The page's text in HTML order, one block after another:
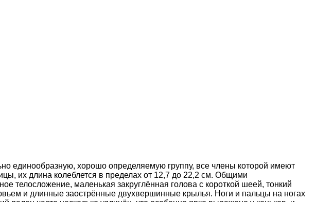
единообразную, хорошо определяемую группу, все члены которой имеют
их длина колеблется в пределах от 12,7 до 22,2 см. Общими
телосложение, маленькая закруглённая голова с короткой шеей, тонкий
и длинные заострённые двухвершинные крылья. Ноги и пальцы на ногах